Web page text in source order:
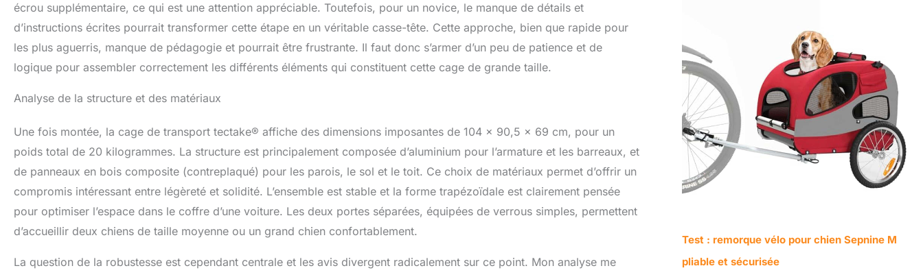
écrou supplémentaire, ce qui est une attention appréciable. Toutefois, pour un novice, le manque de détails et
d’instructions écrites pourrait transformer cette étape en un véritable casse-tête. Cette approche, bien que rapide pour
les plus aguerris, manque de pédagogie et pourrait être frustrante. Il faut donc s’armer d’un peu de patience et de
logique pour assembler correctement les différents éléments qui constituent cette cage de grande taille.
Analyse de la structure et des matériaux
Une fois montée, la cage de transport tectake® affiche des dimensions imposantes de 104 x 90,5 x 69 cm, pour un
poids total de 20 kilogrammes. La structure est principalement composée d’aluminium pour l’armature et les barreaux, et
de panneaux en bois composite (contreplaqué) pour les parois, le sol et le toit. Ce choix de matériaux permet d’offrir un
compromis intéressant entre légèreté et solidité. L’ensemble est stable et la forme trapézoïdale est clairement pensée
pour optimiser l’espace dans le coffre d’une voiture. Les deux portes séparées, équipées de verrous simples, permettent
d’accueillir deux chiens de taille moyenne ou un grand chien confortablement.
La question de la robustesse est cependant centrale et les avis divergent radicalement sur ce point. Mon analyse me
Test : remorque vélo pour chien Sepnine M
pliable et sécurisée